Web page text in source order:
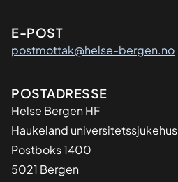
E-POST
postmottak@helse-bergen.no
Adresse
POSTADRESSE
Helse Bergen HF
Haukeland universitetssjukehus
Postboks 1400
5021 Bergen